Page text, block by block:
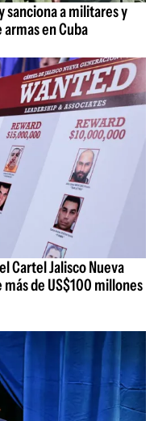
sanciona a militares y
en Cuba
Cartel Jalisco Nueva
más de US$100 millones